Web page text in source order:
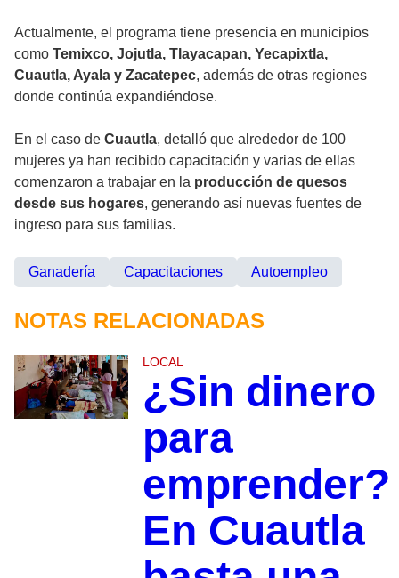
Actualmente, el programa tiene presencia en municipios
como Temixco, Jojutla, Tlayacapan, Yecapixtla,
Cuautla, Ayala y Zacatepec, además de otras regiones
donde continúa expandiéndose.
En el caso de Cuautla, detalló que alrededor de 100
mujeres ya han recibido capacitación y varias de ellas
comenzaron a trabajar en la producción de quesos
desde sus hogares, generando así nuevas fuentes de
ingreso para sus familias.
Ganadería Capacitaciones Autoempleo
NOTAS RELACIONADAS
LOCAL
¿Sin dinero
para
emprender?
En Cuautla